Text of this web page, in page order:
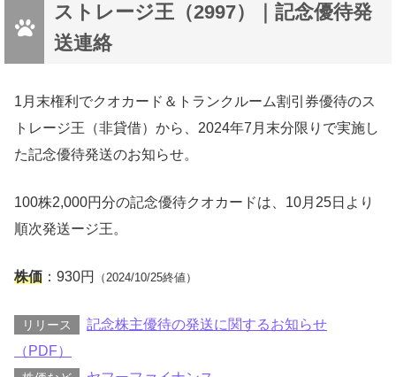
ストレージ王（2997）｜記念優待発
送連絡
1月末権利でクオカード＆トランクルーム割引券優待のス
トレージ王（非貸借）から、2024年7月末分限りで実施し
た記念優待発送のお知らせ。
100株2,000円分の記念優待クオカードは、10月25日より
順次発送ージ王。
株価 ：930円 （2024/10/25終値）
リリース
記念株主優待の発送に関するお知らせ
（PDF）